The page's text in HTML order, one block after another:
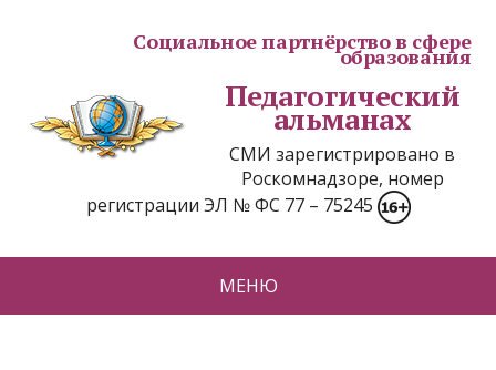
Социальное партнёрство в сфере
образования
Педагогический
альманах
СМИ зарегистрировано в
Роскомнадзоре, номер
регистрации ЭЛ № ФС 77 – 75245
МЕНЮ